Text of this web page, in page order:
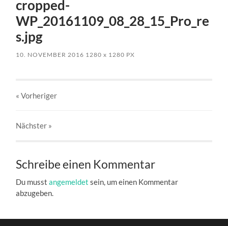
cropped-
WP_20161109_08_28_15_Pro_re
s.jpg
10. NOVEMBER 2016 1280x 1280 PX
« Vorheriger
Nächster »
Schreibe einen Kommentar
Du musstangemeldet sein, um einen Kommentar
abzugeben.